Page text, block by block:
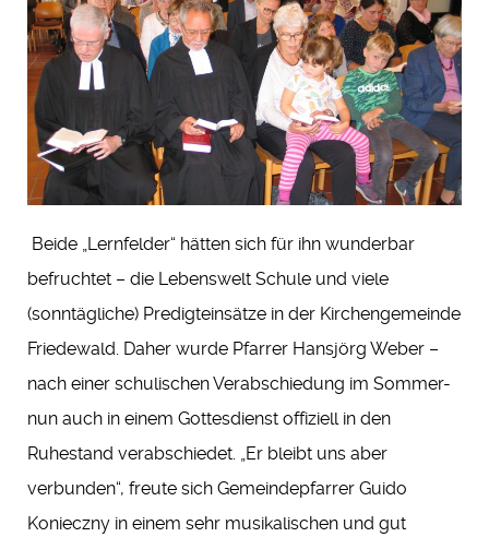
Beide „Lernfelder“ hätten sich für ihn wunderbar
befruchtet – die Lebenswelt Schule und viele
(sonntägliche) Predigteinsätze in der Kirchengemeinde
Friedewald. Daher wurde Pfarrer Hansjörg Weber –
nach einer schulischen Verabschiedung im Sommer-
nun auch in einem Gottesdienst offiziell in den
Ruhestand verabschiedet. „Er bleibt uns aber
verbunden“, freute sich Gemeindepfarrer Guido
Konieczny in einem sehr musikalischen und gut